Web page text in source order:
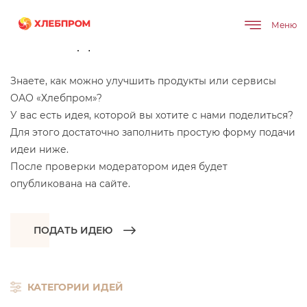
Меню
Знаете, как можно улучшить продукты или сервисы
ОАО «Хлебпром»?
У вас есть идея, которой вы хотите с нами поделиться?
Для этого достаточно заполнить простую форму подачи
идеи ниже.
После проверки модератором идея будет
опубликована на сайте.
ПОДАТЬ ИДЕЮ
КАТЕГОРИИ ИДЕЙ